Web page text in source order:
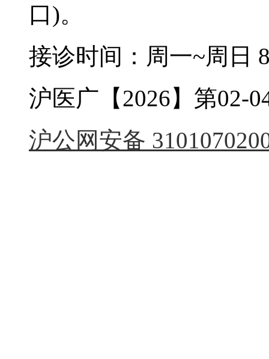
口)。
接诊时间：周一~周日
沪医广【2026】第02-
沪公网安备